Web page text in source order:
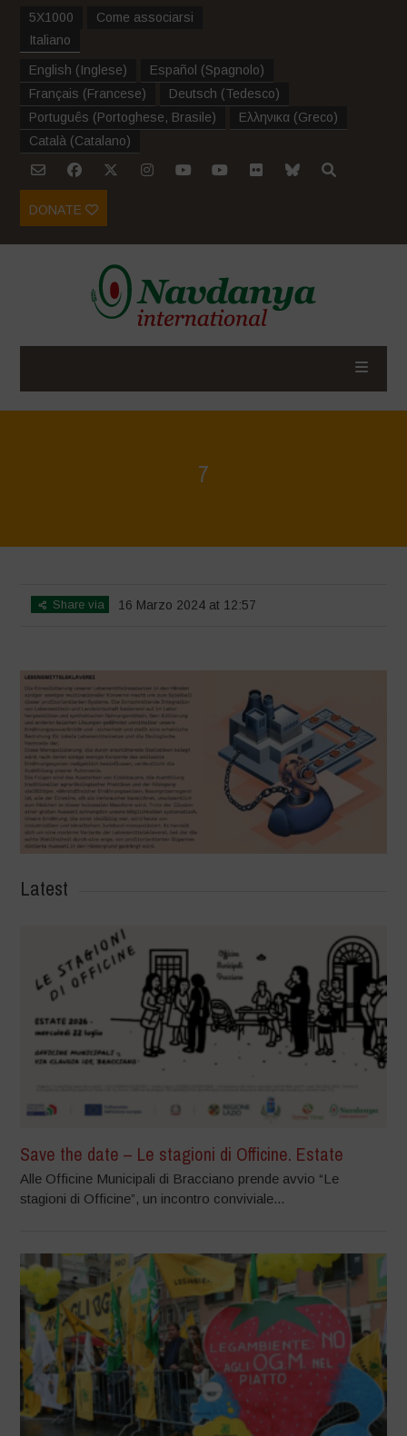
5X1000
Come associarsi
Italiano
English (Inglese) Español (Spagnolo)
Français (Francese) Deutsch (Tedesco)
Português (Portoghese, Brasile) Ελληνικα (Greco)
Català (Catalano)
DONATE
7
Share via 16 Marzo 2024 at 12:57
Latest
Save the date – Le stagioni di Officine. Estate
Alle Officine Municipali di Bracciano prende avvio “Le
stagioni di Officine”, un incontro conviviale...